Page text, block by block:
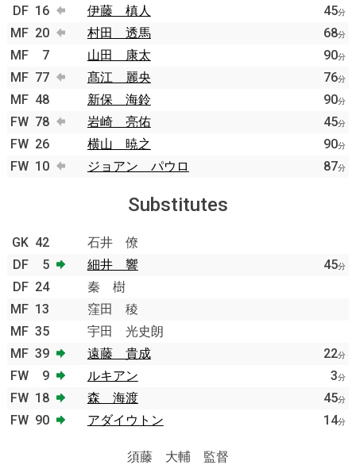
DF 16 伊藤 槙人 45分
MF 20 村田 透馬 68分
MF 7 山田 康太 90分
MF 77 髙江 麗央 76分
MF 48 新保 海鈴 90分
FW 78 岩崎 亮佑 45分
FW 26 横山 暁之 90分
FW 10 ジョアン パウロ 87分
Substitutes
GK 42
石井 僚
DF
5 細井 響 45分
DF 24
秦 樹
MF 13
窪田 稜
MF 35
宇田 光史朗
MF 39 遠藤 貴成 22分
FW 9 ルキアン 3分
FW 18 森 海渡 45分
FW 90 アダイウトン 14分
須藤 大輔 監督